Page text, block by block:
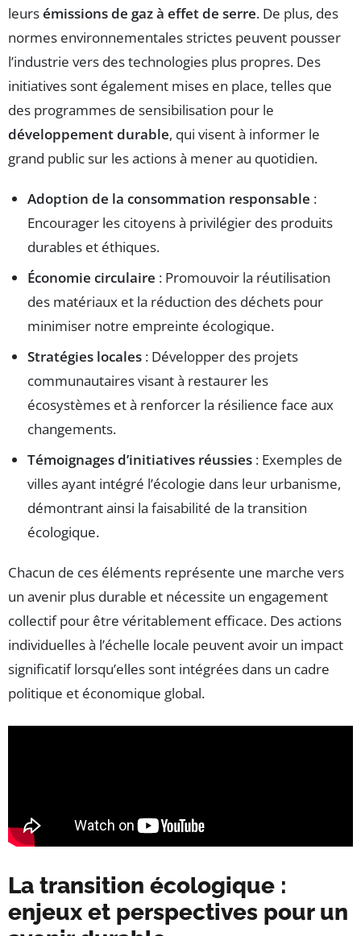
leursémissions de gaz à effet de serre. De plus, des
normes environnementales strictes peuvent pousser
l’industrie vers des technologies plus propres. Des
initiatives sont également mises en place, telles que
des programmes de sensibilisation pour le
développement durable, qui visent à informer le
grand public sur les actions à mener au quotidien.
Adoption de la consommation responsable :
Encourager les citoyens à privilégier des produits
durables et éthiques.
Économie circulaire : Promouvoir la réutilisation
des matériaux et la réduction des déchets pour
minimiser notre empreinte écologique.
Stratégies locales : Développer des projets
communautaires visant à restaurer les
écosystèmes et à renforcer la résilience face aux
changements.
Témoignages d’initiatives réussies : Exemples de
villes ayant intégré l’écologie dans leur urbanisme,
démontrant ainsi la faisabilité de la transition
écologique.
Chacun de ces éléments représente une marche vers
un avenir plus durable et nécessite un engagement
collectif pour être véritablement efficace. Des actions
individuelles à l’échelle locale peuvent avoir un impact
significatif lorsqu’elles sont intégrées dans un cadre
politique et économique global.
La transition écologique :
enjeux et perspectives pour un